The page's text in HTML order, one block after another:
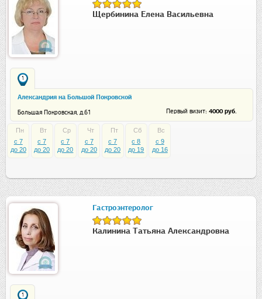
Щербинина Елена Васильевна
1
Александрия на Большой Покровской
Большая Покровская, д.61 Первый визит: 4000 руб.
Пн
c 7
до 20
Вт
c 7
до 20
Ср
c 7
до 20
Чт
c 7
до 20
Пт
c 7
до 20
Сб
c 8
до 19
Вс
c 9
до 16
Гастроэнтеролог
Калинина Татьяна Александровна
1